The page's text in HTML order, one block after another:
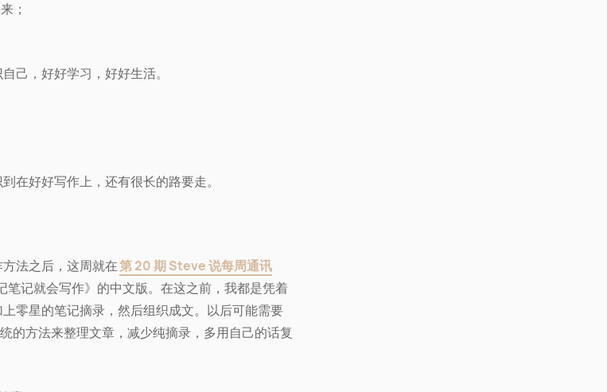
；
己，好好学习，好好生活。
在好好写作上，还有很长的路要走。
法之后，这周就在第 20 期 Steve 说每周通讯
笔记就会写作》的中文版。在这之前，我都是凭着
零星的笔记摘录，然后组织成文。以后可能需要
的方法来整理文章，减少纯摘录，多用自己的话复